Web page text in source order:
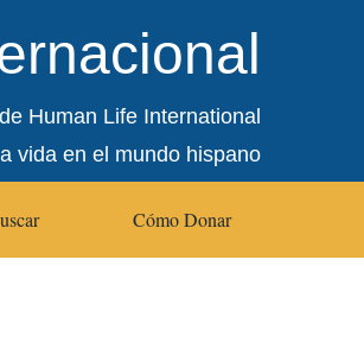
Human Life International
vida en el mundo hispano
Cómo Donar